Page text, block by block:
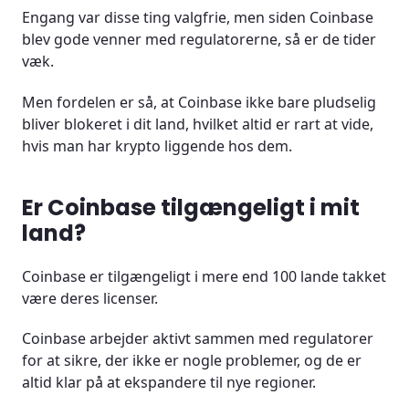
Engang var disse ting valgfrie, men siden Coinbase
blev gode venner med regulatorerne, så er de tider
væk.
Men fordelen er så, at Coinbase ikke bare pludselig
bliver blokeret i dit land, hvilket altid er rart at vide,
hvis man har krypto liggende hos dem.
Er Coinbase tilgængeligt i mit
land?
Coinbase er tilgængeligt i mere end 100 lande takket
være deres licenser.
Coinbase arbejder aktivt sammen med regulatorer
for at sikre, der ikke er nogle problemer, og de er
altid klar på at ekspandere til nye regioner.